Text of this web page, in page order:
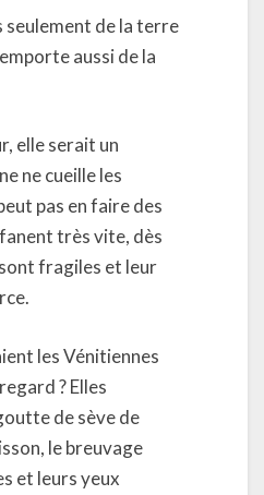
seulement de la terre
aussi de la
elle serait un
ne cueille les
pas en faire des
très vite, dès
sont fragiles et leur
les Vénitiennes
? Elles
de sève de
le breuvage
et leurs yeux